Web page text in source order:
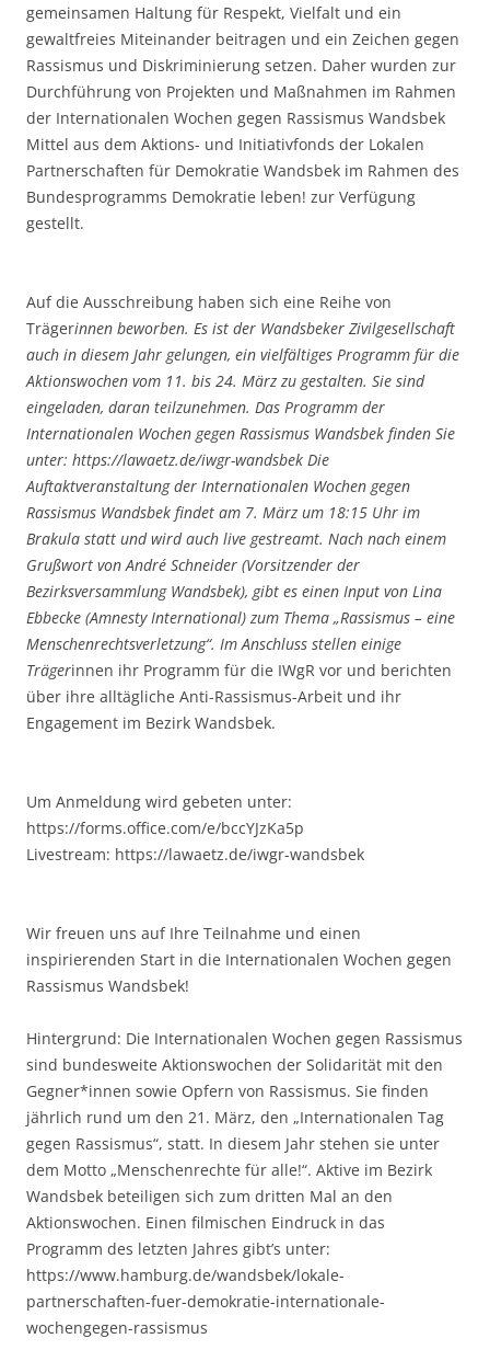
gemeinsamen Haltung für Respekt, Vielfalt und ein
gewaltfreies Miteinander beitragen und ein Zeichen gegen
Rassismus und Diskriminierung setzen. Daher wurden zur
Durchführung von Projekten und Maßnahmen im Rahmen
der Internationalen Wochen gegen Rassismus Wandsbek
Mittel aus dem Aktions- und Initiativfonds der Lokalen
Partnerschaften für Demokratie Wandsbek im Rahmen des
Bundesprogramms Demokratie leben! zur Verfügung
gestellt.
Auf die Ausschreibung haben sich eine Reihe von
Trägerinnen beworben. Es ist der Wandsbeker Zivilgesellschaft
auch in diesem Jahr gelungen, ein vielfältiges Programm für die
Aktionswochen vom 11. bis 24. März zu gestalten. Sie sind
eingeladen, daran teilzunehmen. Das Programm der
Internationalen Wochen gegen Rassismus Wandsbek finden Sie
unter: https://lawaetz.de/iwgr-wandsbek Die
Auftaktveranstaltung der Internationalen Wochen gegen
Rassismus Wandsbek findet am 7. März um 18:15 Uhr im
Brakula statt und wird auch live gestreamt. Nach nach einem
Grußwort von André Schneider (Vorsitzender der
Bezirksversammlung Wandsbek), gibt es einen Input von Lina
Ebbecke (Amnesty International) zum Thema „Rassismus – eine
Menschenrechtsverletzung“. Im Anschluss stellen einige
Trägerinnen ihr Programm für die IWgR vor und berichten
über ihre alltägliche Anti-Rassismus-Arbeit und ihr
Engagement im Bezirk Wandsbek.
Um Anmeldung wird gebeten unter:
https://forms.office.com/e/bccYJzKa5p
Livestream: https://lawaetz.de/iwgr-wandsbek
Wir freuen uns auf Ihre Teilnahme und einen
inspirierenden Start in die Internationalen Wochen gegen
Rassismus Wandsbek!
Hintergrund: Die Internationalen Wochen gegen Rassismus
sind bundesweite Aktionswochen der Solidarität mit den
Gegner*innen sowie Opfern von Rassismus. Sie finden
jährlich rund um den 21. März, den „Internationalen Tag
gegen Rassismus“, statt. In diesem Jahr stehen sie unter
dem Motto „Menschenrechte für alle!“. Aktive im Bezirk
Wandsbek beteiligen sich zum dritten Mal an den
Aktionswochen. Einen filmischen Eindruck in das
Programm des letzten Jahres gibt’s unter:
https://www.hamburg.de/wandsbek/lokale-
partnerschaften-fuer-demokratie-internationale-
wochengegen-rassismus